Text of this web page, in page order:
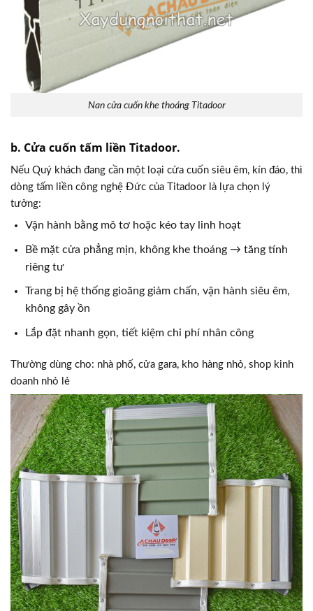
Nan cửa cuốn khe thoáng Titadoor
b. Cửa cuốn tấm liền Titadoor.
Nếu Quý khách đang cần một loại cửa cuốn siêu êm, kín đáo, thì
dòng tấm liền công nghệ Đức của Titadoor là lựa chọn lý
tưởng:
Vận hành bằng mô tơ hoặc kéo tay linh hoạt
Bề mặt cửa phẳng mịn, không khe thoáng → tăng tính
riêng tư
Trang bị hệ thống gioăng giảm chấn, vận hành siêu êm,
không gây ồn
Lắp đặt nhanh gọn, tiết kiệm chi phí nhân công
Thường dùng cho: nhà phố, cửa gara, kho hàng nhỏ, shop kinh
doanh nhỏ lẻ